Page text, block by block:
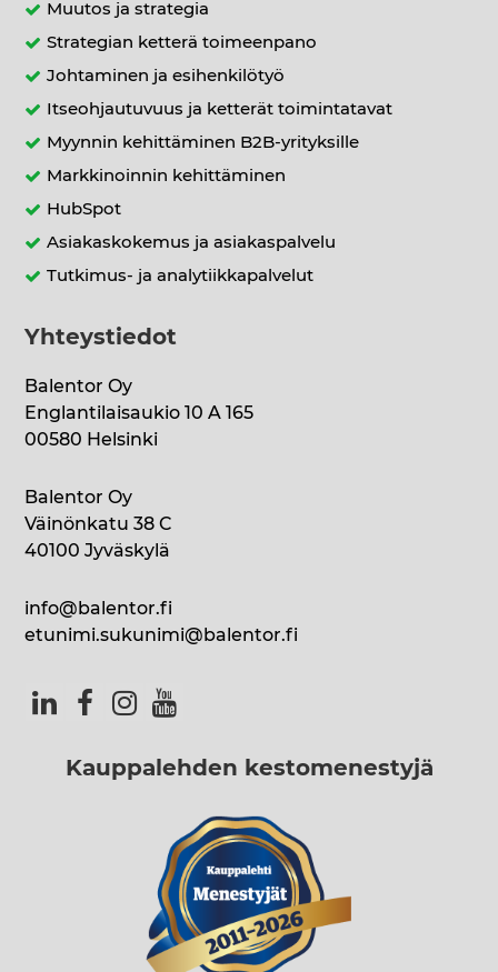
Muutos ja strategia
Strategian ketterä toimeenpano
Johtaminen ja esihenkilötyö
Itseohjautuvuus ja ketterät toimintatavat
Myynnin kehittäminen B2B-yrityksille
Markkinoinnin kehittäminen
HubSpot
Asiakaskokemus ja asiakaspalvelu
Tutkimus- ja analytiikkapalvelut
Yhteystiedot
Balentor Oy
Englantilaisaukio 10 A 165
00580 Helsinki
Balentor Oy
Väinönkatu 38 C
40100 Jyväskylä
info@balentor.fi
etunimi.sukunimi@balentor.fi
Kauppalehden kestomenestyjä